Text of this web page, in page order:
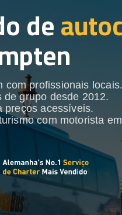
de
com profissionais locais.
grupo desde 2012.
preços acessíveis.
com motorista em